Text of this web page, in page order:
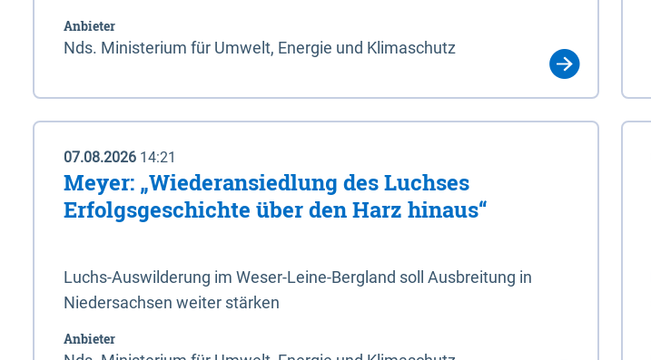
Anbieter
Nds. Ministerium für Umwelt, Energie und Klimaschutz
07.08.2026 14:21
Meyer: „Wiederansiedlung des Luchses
Erfolgsgeschichte über den Harz hinaus“
Luchs-Auswilderung im Weser-Leine-Bergland soll Ausbreitung in
Niedersachsen weiter stärken
Anbieter